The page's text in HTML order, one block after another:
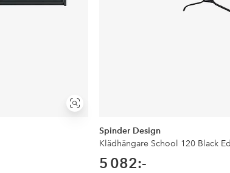
Visa
liknande
Spinder Design
Klädhängare School 120 Black
5 082:-